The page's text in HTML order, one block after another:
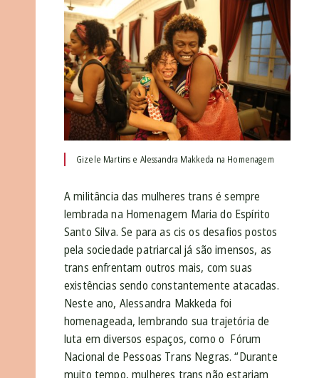
Gizele Martins e Alessandra Makkeda na Homenagem
A militância das mulheres trans é sempre
lembrada na Homenagem Maria do Espírito
Santo Silva. Se para as cis os desafios postos
pela sociedade patriarcal já são imensos, as
trans enfrentam outros mais, com suas
existências sendo constantemente atacadas.
Neste ano, Alessandra Makkeda foi
homenageada, lembrando sua trajetória de
luta em diversos espaços, como o Fórum
Nacional de Pessoas Trans Negras. “Durante
muito tempo, mulheres trans não estariam